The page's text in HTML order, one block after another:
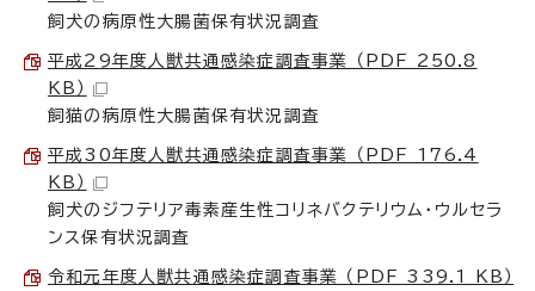
飼犬の病原性大腸菌保有状況調査
平成29年度人獣共通感染症調査事業 （PDF 250.8
KB）
飼猫の病原性大腸菌保有状況調査
平成30年度人獣共通感染症調査事業 （PDF 176.4
KB）
飼犬のジフテリア毒素産生性コリネバクテリウム・ウルセラ
ンス保有状況調査
令和元年度人獣共通感染症調査事業 （PDF 339.1 KB）